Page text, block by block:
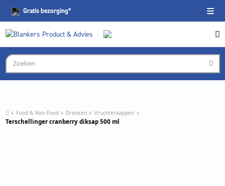
Gratisbezorging*
Food & Non-Food Dranken Vruchtensappen
Terschellinger cranberry diksap 500 ml